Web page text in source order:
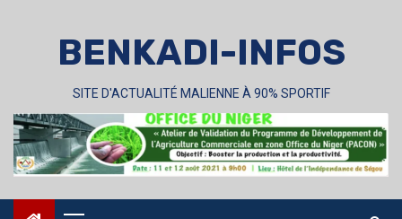
BENKADI-INFOS
SITE D'ACTUALITÉ MALIENNE À 90% SPORTIF